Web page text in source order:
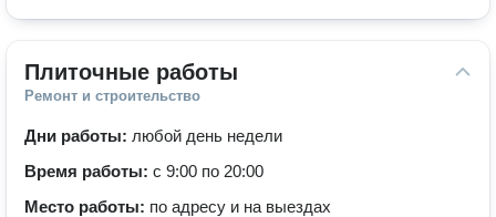
Плиточные работы
Ремонт и строительство
Дни работы: любой день недели
Время работы: с 9:00 по 20:00
Место работы: по адресу и на выездах